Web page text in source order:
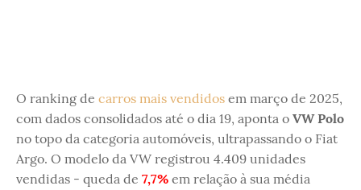
O ranking de carros mais vendidos em março de 2025,
com dados consolidados até o dia 19, aponta o VW Polo
no topo da categoria automóveis, ultrapassando o Fiat
Argo. O modelo da VW registrou 4.409 unidades
vendidas - queda de 7,7% em relação à sua média